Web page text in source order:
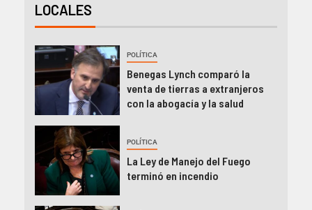
LOCALES
POLÍTICA
Benegas Lynch comparó la
venta de tierras a extranjeros
con la abogacía y la salud
POLÍTICA
La Ley de Manejo del Fuego
terminó en incendio